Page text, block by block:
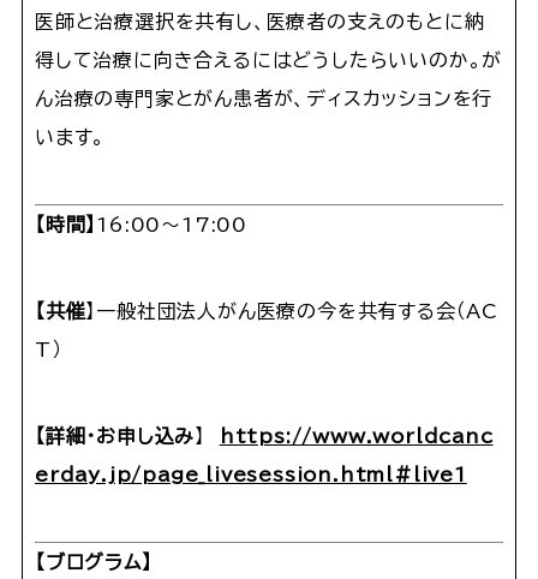
医師と治療選択を共有し、医療者の支えのもとに納
得して治療に向き合えるにはどうしたらいいのか。が
ん治療の専門家とがん患者が、ディスカッションを行
います。
【 時間 】 16:00～17:00
【共催】一般社団法人がん医療の今を共有する会（AC
T）
【詳細・お申し込み】
https://www.worldcanc
erday.jp/page_livesession.html#live1
【 ブログラム】